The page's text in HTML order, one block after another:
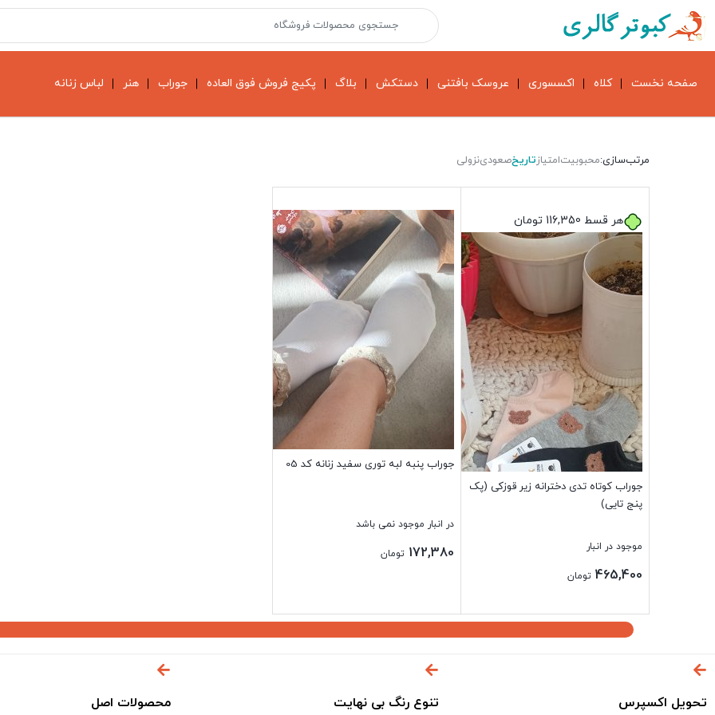
صفحه نخست کلاه اکسسوری عروسک بافتنی دستکش بلاگ پکیج فروش فوق العاده جوراب هنر لباس زنانه
مرتب‌سازی:محبوبیتامتیازتاریخصعودینزولی
هر قسط 116,350 تومان
جوراب کوتاه تدی دخترانه زیر قوزکی (پک
پنج تایی)
موجود در انبار
465,400 تومان
بستن
جوراب پنبه لبه توری سفید زنانه کد 05
در انبار موجود نمی باشد
172,380 تومان
تحویل اکسپرس تنوع رنگ بی نهایت محصولات اصل